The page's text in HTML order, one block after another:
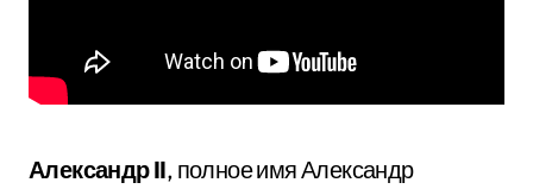
Александр II, полное имя Александр